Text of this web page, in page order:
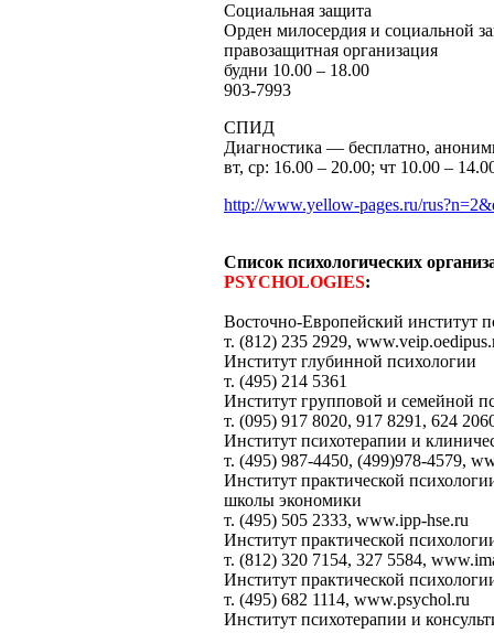
Социальная защита
Орден милосердия и социальной
правозащитная организация
будни 10.00 – 18.00
903-7993
СПИД
Диагностика — бесплатно,
вт, ср: 16.00 – 20.00; чт 10.00 –
http://www.yellow-pages.ru/
Список психологических
PSYCHOLOGIES:
Восточно-Европейский институт
т. (812) 235 2929,
Институт глубинной психологии
т. (495) 214 5361
Институт групповой и семейной
т. (095) 917 8020, 917 8291, 624
Институт психотерапии и
т. (495) 987-4450, (499)978-4579,
Институт практической
школы экономики
т. (495) 505 2333, www.ipp-hse.ru
Институт практической
т. (812) 320 7154, 327 5584,
Институт практической
т. (495) 682 1114, www.psychol.ru
Институт психотерапии и